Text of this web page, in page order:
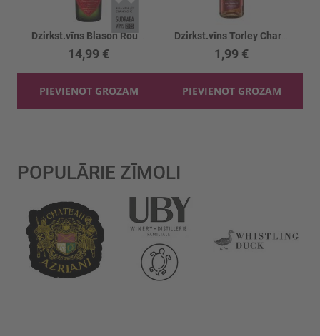
14,99 €
PIEVIENOT GROZAM
1,99 €
PIEVIENOT GROZAM
POPULĀRIE ZĪMOLI